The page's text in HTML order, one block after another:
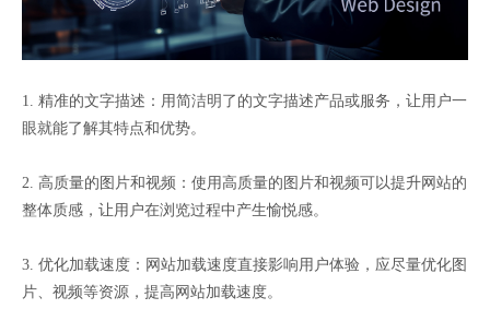
1. 精准的文字描述：用简洁明了的文字描述产品或服务，让用户一
眼就能了解其特点和优势。
2. 高质量的图片和视频：使用高质量的图片和视频可以提升网站的
整体质感，让用户在浏览过程中产生愉悦感。
3. 优化加载速度：网站加载速度直接影响用户体验，应尽量优化图
片、视频等资源，提高网站加载速度。